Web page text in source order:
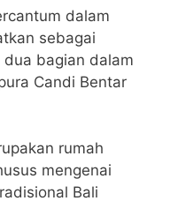
dalam
sebagai
dua bagian dalam
Candi Bentar
rumah
mengenai
Bali